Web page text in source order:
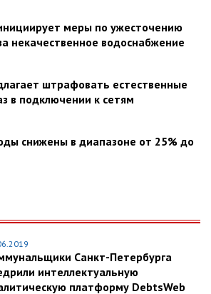
меры по ужесточению
некачественное водоснабжение
штрафовать естественные
в подключении к сетям
снижены в диапазоне от 25% до
Санкт-Петербурга
интеллектуальную
платформу DebtsWeb